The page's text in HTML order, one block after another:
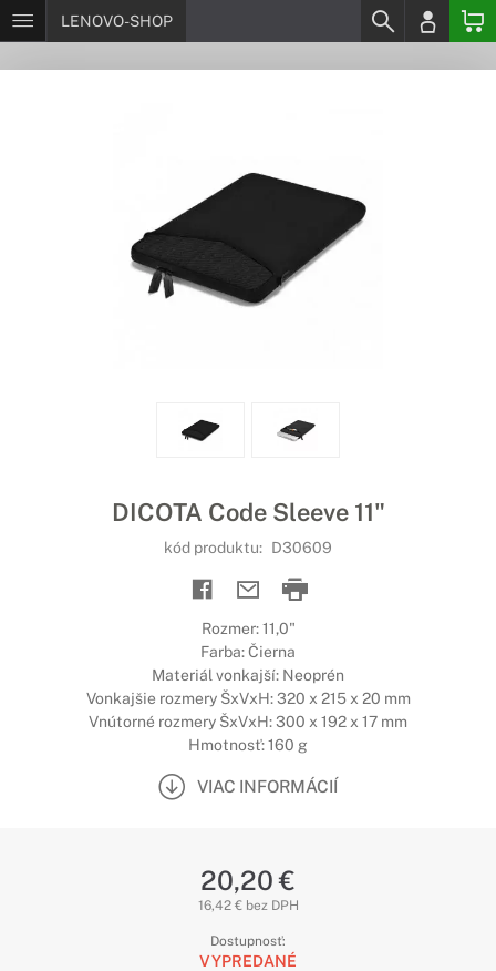
LENOVO-SHOP
DICOTA Code Sleeve 11"
kód produktu: D30609
Rozmer: 11,0"
Farba: Čierna
Materiál vonkajší: Neoprén
Vonkajšie rozmery ŠxVxH: 320 x 215 x 20 mm
Vnútorné rozmery ŠxVxH: 300 x 192 x 17 mm
Hmotnosť: 160 g
VIAC INFORMÁCIÍ
20,20 €
16,42 € bez DPH
Dostupnosť:
VYPREDANÉ